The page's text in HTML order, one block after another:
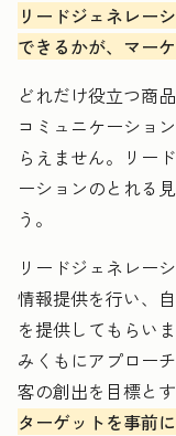
リードジェネレー
できるかが、マー
どれだけ役立つ商
コミュニケーショ
らえません。リー
ーションのとれる
う。
リードジェネレー
情報提供を行い、
を提供してもらい
みくもにアプロー
客の創出を目標と
ターゲットを事前